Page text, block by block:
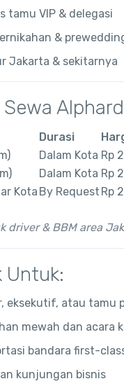
tamu VIP & delegasi
&
Jakarta & sekitarnya
Durasi
Dalam Kota Rp
Dalam Kota Rp
Kota By Request Rp
driver & BBM area
Untuk:
eksekutif, atau tamu
mewah dan acara
bandara first-
kunjungan bisnis